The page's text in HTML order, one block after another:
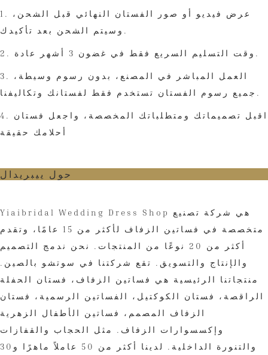
1. عرض فيديو أو صور الفستان النهائي قبل الشحن،
وسيتم الشحن بعد تأكيدك.
2. وقت التسليم السريع فقط في غضون 3 أشهر عادة.
3. العمل المباشر في المصنع، بدون رسوم وسيطة،
جميع رسوم الفستان تستخدم فقط لفستانك وتكاليفنا.
4. اقبل تصميماتك ومتطلباتك المخصصة، واجعل فستان
أحلامك حقيقة
حول ييبريدال
Yiaibridal Wedding Dress Shop هي شركة تصنيع
متخصصة في فساتين الزفاف لأكثر من 15 عامًا، وتقدم
أكثر من 20 نوعًا من المنتجات. نحن ندمج التصميم
والإنتاج والتسويق. تقع شركتنا في سوتشو بالصين.
منتجاتنا الرئيسية هي فساتين الزفاف، فستان الحفلة
الراقصة، فستان الكوكتيل، الفساتين الرسمية، فستان
الزفاف المصمم، فساتين الأطفال الزهرية
وإكسسوارات الزفاف. مثل الحجاب والقفازات
والتنورة الداخلية. لدينا أكثر من 50 عاملاً ماهرًا و30